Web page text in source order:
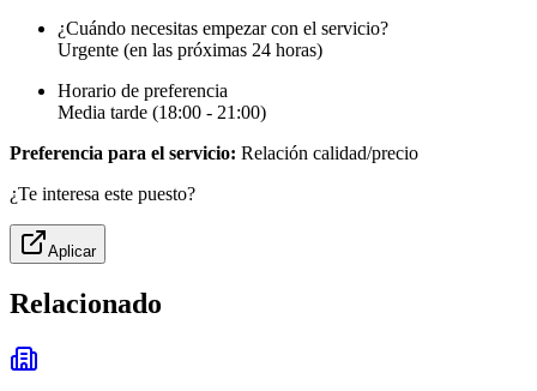
¿Cuándo necesitas empezar con el servicio?
Urgente (en las próximas 24 horas)
Horario de preferencia
Media tarde (18:00 - 21:00)
Preferencia para el servicio: Relación calidad/precio
¿Te interesa este puesto?
Aplicar
Relacionado